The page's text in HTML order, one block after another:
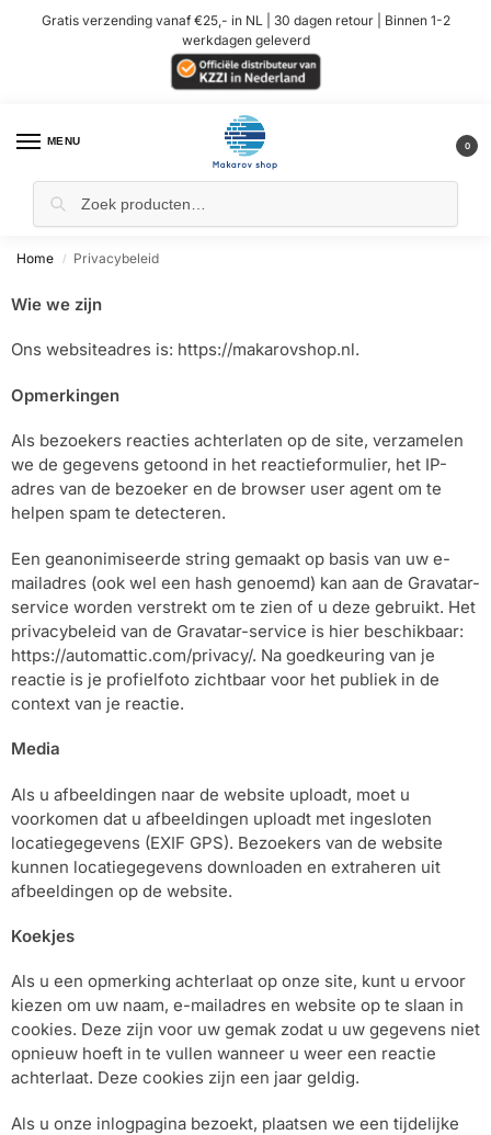
Gratis verzending vanaf €25,- in NL | 30 dagen retour | Binnen 1-2
werkdagen geleverd
MENU 0
Home / Privacybeleid
Wie we zijn
Ons websiteadres is: https://makarovshop.nl.
Opmerkingen
Als bezoekers reacties achterlaten op de site, verzamelen
we de gegevens getoond in het reactieformulier, het IP-
adres van de bezoeker en de browser user agent om te
helpen spam te detecteren.
Een geanonimiseerde string gemaakt op basis van uw e-
mailadres (ook wel een hash genoemd) kan aan de Gravatar-
service worden verstrekt om te zien of u deze gebruikt. Het
privacybeleid van de Gravatar-service is hier beschikbaar:
https://automattic.com/privacy/. Na goedkeuring van je
reactie is je profielfoto zichtbaar voor het publiek in de
context van je reactie.
Media
Als u afbeeldingen naar de website uploadt, moet u
voorkomen dat u afbeeldingen uploadt met ingesloten
locatiegegevens (EXIF GPS). Bezoekers van de website
kunnen locatiegegevens downloaden en extraheren uit
afbeeldingen op de website.
Koekjes
Als u een opmerking achterlaat op onze site, kunt u ervoor
kiezen om uw naam, e-mailadres en website op te slaan in
cookies. Deze zijn voor uw gemak zodat u uw gegevens niet
opnieuw hoeft in te vullen wanneer u weer een reactie
achterlaat. Deze cookies zijn een jaar geldig.
Als u onze inlogpagina bezoekt, plaatsen we een tijdelijke